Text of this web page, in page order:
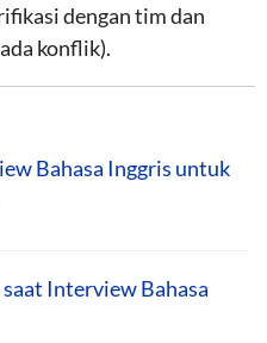
dengan tim dan
konflik).
Bahasa Inggris untuk
Interview Bahasa